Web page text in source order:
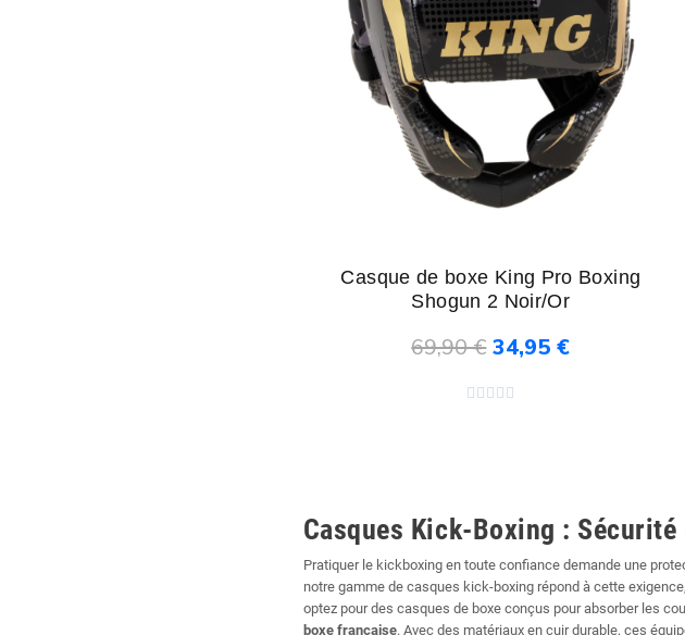
Casque de boxe King Pro Boxing
Shogun 2 Noir/Or
69,90 € 34,95 €
    
Casques Kick-Boxing :
Pratiquer le kickboxing en toute confiance demande une
notre gamme de casques kick-boxing répond à cette
optez pour des casques de boxe conçus pour absorber les
boxe française. Avec des matériaux en cuir durable, ces